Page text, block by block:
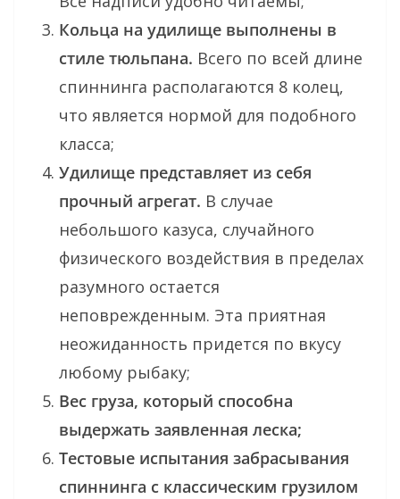
Кольца на удилище выполнены в
стиле тюльпана. Всего по всей длине
спиннинга располагаются 8 колец,
что является нормой для подобного
класса;
Удилище представляет из себя
прочный агрегат. В случае
небольшого казуса, случайного
физического воздействия в пределах
разумного остается
неповрежденным. Эта приятная
неожиданность придется по вкусу
любому рыбаку;
Вес груза, который способна
выдержать заявленная леска;
Тестовые испытания забрасывания
спиннинга с классическим грузилом